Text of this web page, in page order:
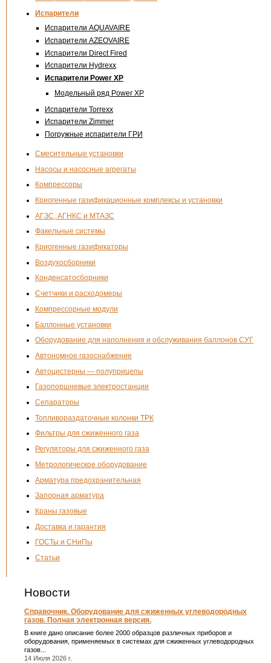
Испарители
Испарители AQUAVAIRE
Испарители AZEOVAIRE
Испарители Direct Fired
Испарители Hydrexx
Испарители Power XP
Модельный ряд Power XP
Испарители Torrexx
Испарители Zimmer
Погружные испарители ГРИ
Смесительные установки
Насосы и насосные агрегаты
Компрессоры
Криогенные газификационные комплексы и установки
АГЗС, АГНКС и МТАЗС
Факельные системы
Криогенные газификаторы
Воздухосборники
Конденсатосборники
Счетчики и расходомеры
Компрессорные модули
Баллонные установки
Оборудование для наполнения и обслуживания баллонов СУГ
Автономное газоснабжение
Автоцистерны — полуприцепы
Газопоршневые электростанции
Сепараторы
Топливораздаточные колонки ТРК
Фильтры для сжиженного газа
Регуляторы для сжиженного газа
Метрологическое оборудование
Арматура предохранительная
Запорная арматура
Краны газовые
Доставка и гарантия
ГОСТы и СНиПы
Статьи
Новости
Справочник. Оборудование для сжиженных углеводородных
газов. Полная электронная версия.
В книге дано описание более 2000 образцов различных приборов и
оборудования, применяемых в системах для сжиженных углеводородных
газов...
14 Июля 2026 г.